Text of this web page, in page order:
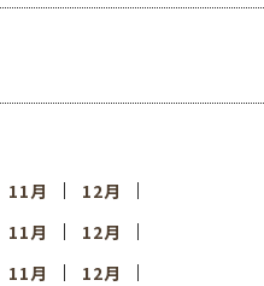
フラッシュジェル
その他ネイルツール
11月
12月
11月
12月
11月
12月